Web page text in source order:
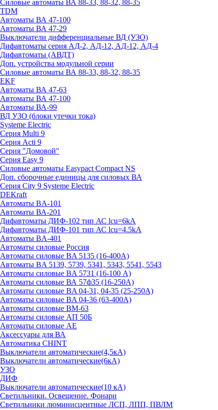
Силовые автоматы ВА 88-33, 88-32, 88-35
TDM
Автоматы ВА 47-100
Автоматы ВА 47-29
Выключатели дифференциальные ВД (УЗО)
Дифавтоматы серия АД-2, АД-12, АД-12, АД-4
Дифавтоматы (АВДТ)
Доп. устройства модульной серии
Силовые автоматы ВА 88-33, 88-32, 88-35
EKF
Автоматы ВА 47-63
Автоматы ВА 47-100
Автоматы ВА-99
ВД УЗО (блоки утечки тока)
Systeme Electric
Серия Multi 9
Серия Acti 9
Серия "Домовой"
Серия Easy 9
Силовые автоматы Easypact Compact NS
Доп. сборочные единицы для силовых ВА
Серия City 9 Systeme Electric
DEKraft
Автоматы BA-101
Автоматы ВА-201
Дифавтоматы ДИФ-102 тип АС lcu=6kA
Дифавтоматы ДИФ-101 тип АС lcu=4.5kA
Автоматы BA-401
Автоматы силовые Россия
Автоматы силовые BA 5135 (16-400А)
Автоматы BA 5139, 5739, 5341, 5343, 5541, 5543
Автоматы силовые BA 5731 (16-100 А)
Автоматы силовые ВА 57ф35 (16-250А)
Автоматы силовые BA 04-31, 04-35 (25-250А)
Автоматы силовые BA 04-36 (63-400А)
Автоматы силовые ВМ-63
Автоматы силовые АП 50Б
Автоматы силовые АЕ
Аксессуары для ВА
Автоматика CHINT
Выключатели автоматические(4,5кА)
Выключатели автоматические(6кА)
УЗО
ДИФ
Выключатели автоматические(10 кА)
Светильники. Освещение. Фонари
Светильники люминисцентные ЛСП, ЛПП, ПВЛМ